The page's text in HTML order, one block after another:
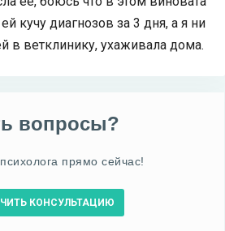
кучу диагнозов за 3 дня, а я ни
в ветклинику, ухаживала дома.
вопросы?
прямо сейчас!
КОНСУЛЬТАЦИЮ